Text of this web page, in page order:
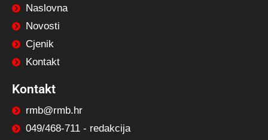
Naslovna
Novosti
Cjenik
Kontakt
Kontakt
rmb@rmb.hr
049/468-711 - redakcija